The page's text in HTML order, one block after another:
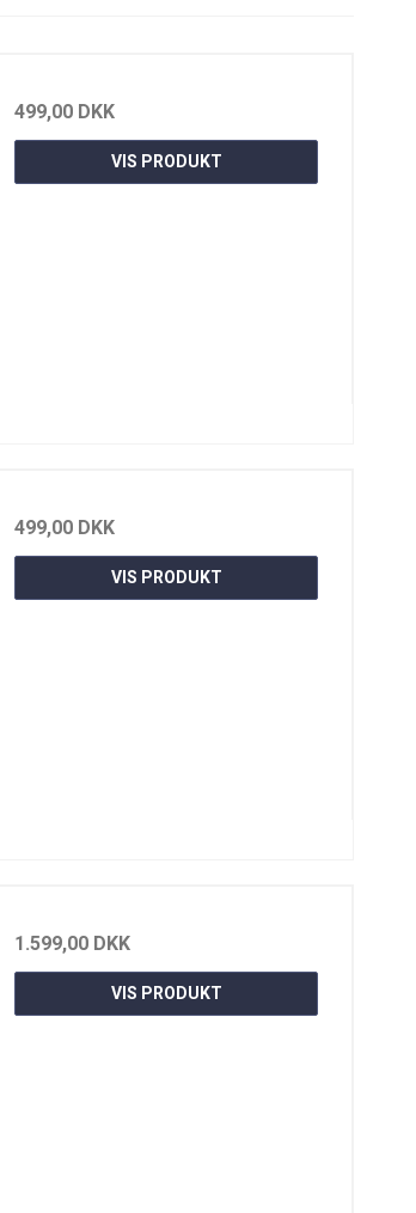
499,00 DKK
VIS PRODUKT
499,00 DKK
VIS PRODUKT
1.599,00 DKK
VIS PRODUKT